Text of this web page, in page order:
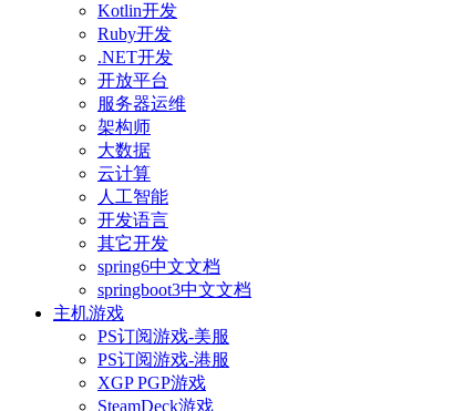
Kotlin开发
Ruby开发
.NET开发
开放平台
服务器运维
架构师
大数据
云计算
人工智能
开发语言
其它开发
spring6中文文档
springboot3中文文档
主机游戏
PS订阅游戏-美服
PS订阅游戏-港服
XGP PGP游戏
SteamDeck游戏